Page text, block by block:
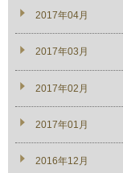
2017年04月
2017年03月
2017年02月
2017年01月
2016年12月